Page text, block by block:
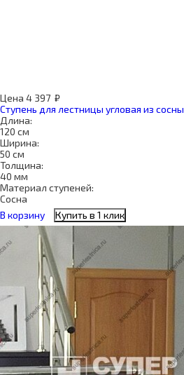
Цена 4 397 ₽
Ступень для лестницы угловая из сосны
Длина:
120 см
Ширина:
50 см
Толщина:
40 мм
Материал ступеней:
Сосна
В корзину
Купить в 1 клик